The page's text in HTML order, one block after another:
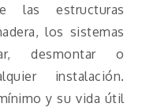
las estructuras
los sistemas
desmontar o
instalación.
y su vida útil